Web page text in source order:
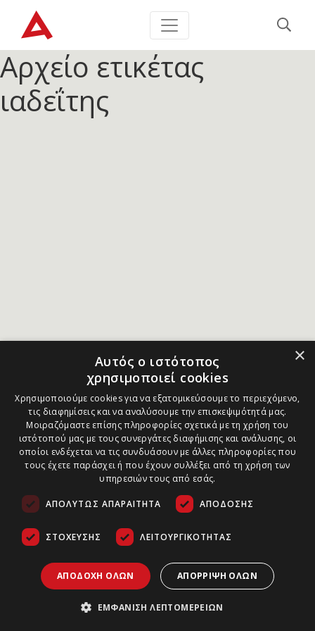
Αρχείο ετικέτας
ιαδεΐτης
×
Αυτός ο ιστότοπος
χρησιμοποιεί cookies
Χρησιμοποιούμε cookies για να εξατομικεύσουμε το περιεχόμενο,
τις διαφημίσεις και να αναλύσουμε την επισκεψιμότητά μας.
Μοιραζόμαστε επίσης πληροφορίες σχετικά με τη χρήση του
ιστότοπού μας με τους συνεργάτες διαφήμισης και ανάλυσης, οι
οποίοι ενδέχεται να τις συνδυάσουν με άλλες πληροφορίες που
τους έχετε παράσχει ή που έχουν συλλέξει από τη χρήση των
υπηρεσιών τους από εσάς.
ΑΠΟΛΎΤΩΣ ΑΠΑΡΑΊΤΗΤΑ ΑΠΌΔΟΣΗΣ
ΣΤΌΧΕΥΣΗΣ ΛΕΙΤΟΥΡΓΙΚΌΤΗΤΑΣ
ΑΠΟΔΟΧΉ ΌΛΩΝ ΑΠΌΡΡΙΨΗ ΌΛΩΝ
ΕΜΦΆΝΙΣΗ ΛΕΠΤΟΜΕΡΕΙΏΝ